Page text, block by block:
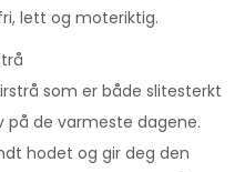
lett og moteriktig.
som er både slitesterkt
de varmeste dagene.
hodet og gir deg den